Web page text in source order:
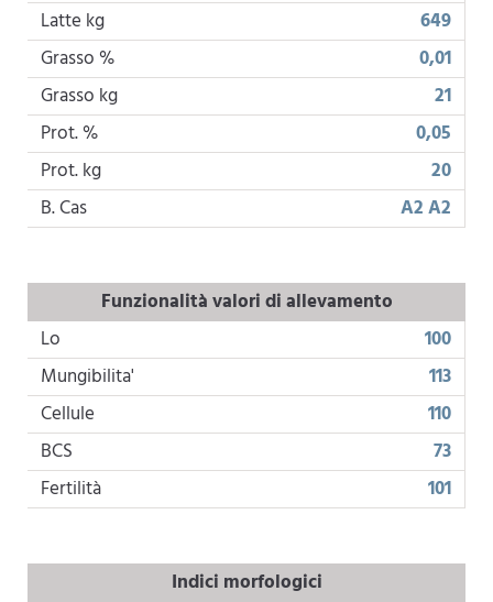
Latte kg
649
Grasso %
0,01
Grasso kg
21
Prot. %
0,05
Prot. kg
20
B. Cas
A2 A2
Funzionalità valori di allevamento
Lo
100
Mungibilita'
113
Cellule
110
BCS
73
Fertilità
101
Indici morfologici